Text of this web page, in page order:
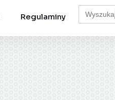
Regulaminy
Search
for: